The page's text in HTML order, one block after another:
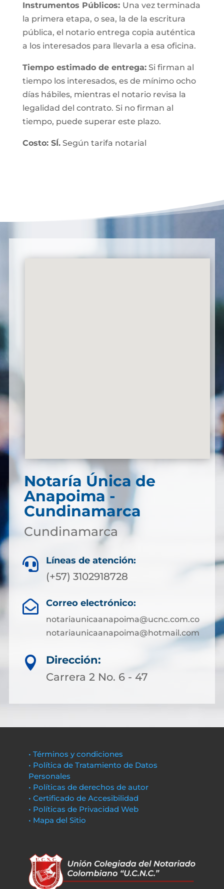
Instrumentos Públicos: Una vez terminada
la primera etapa, o sea, la de la escritura
pública, el notario entrega copia auténtica
a los interesados para llevarla a esa oficina.
Tiempo estimado de entrega:Si firman al
tiempo los interesados, es de mínimo ocho
días hábiles, mientras el notario revisa la
legalidad del contrato. Si no firman al
tiempo, puede superar este plazo.
Costo: SÍ.Según tarifa notarial
Notaría Única de
Anapoima -
Cundinamarca
Cundinamarca
 Líneas de atención:
(+57) 3102918728
 Correo electrónico:
notariaunicaanapoima@ucnc.com.co
notariaunicaanapoima@hotmail.com

Dirección:
Carrera 2 No. 6 - 47
• Términos y condiciones
• Política de Tratamiento de Datos
Personales
• Políticas de derechos de autor
• Certificado de Accesibilidad
• Políticas de Privacidad Web
• Mapa del Sitio